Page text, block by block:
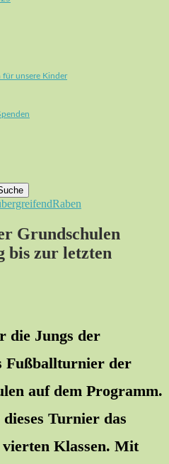
für unsere Kinder
Raben
Grundschulen
bis zur letzten
die Jungs der
Fußballturnier der
auf dem Programm.
Turnier das
Klassen. Mit